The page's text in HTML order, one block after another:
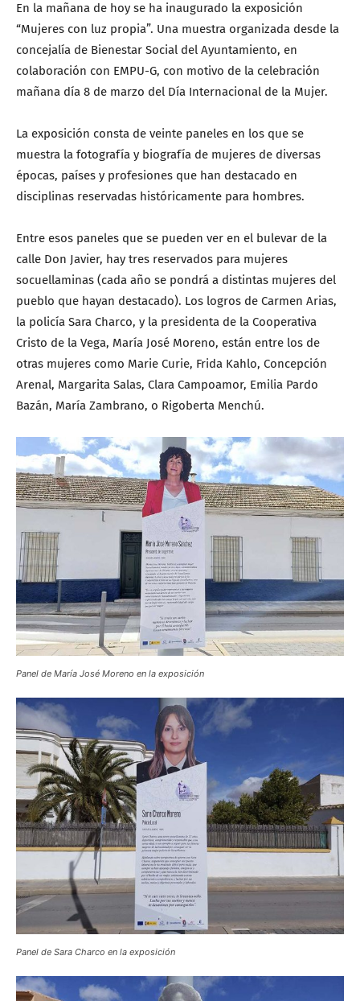
En la mañana de hoy se ha inaugurado la exposición
“Mujeres con luz propia”. Una muestra organizada desde la
concejalía de Bienestar Social del Ayuntamiento, en
colaboración con EMPU-G, con motivo de la celebración
mañana día 8 de marzo del Día Internacional de la Mujer.
La exposición consta de veinte paneles en los que se
muestra la fotografía y biografía de mujeres de diversas
épocas, países y profesiones que han destacado en
disciplinas reservadas históricamente para hombres.
Entre esos paneles que se pueden ver en el bulevar de la
calle Don Javier, hay tres reservados para mujeres
socuellaminas (cada año se pondrá a distintas mujeres del
pueblo que hayan destacado). Los logros de Carmen Arias,
la policía Sara Charco, y la presidenta de la Cooperativa
Cristo de la Vega, María José Moreno, están entre los de
otras mujeres como Marie Curie, Frida Kahlo, Concepción
Arenal, Margarita Salas, Clara Campoamor, Emilia Pardo
Bazán, María Zambrano, o Rigoberta Menchú.
Panel de María José Moreno en la exposición
Panel de Sara Charco en la exposición